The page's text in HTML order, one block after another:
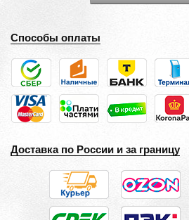
Способы оплаты
Доставка по России и за границу